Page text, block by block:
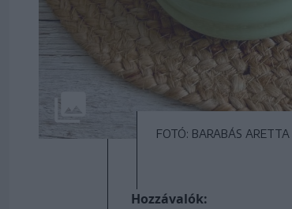
FOTÓ: BARABÁS ARETTA
Hozzávalók: